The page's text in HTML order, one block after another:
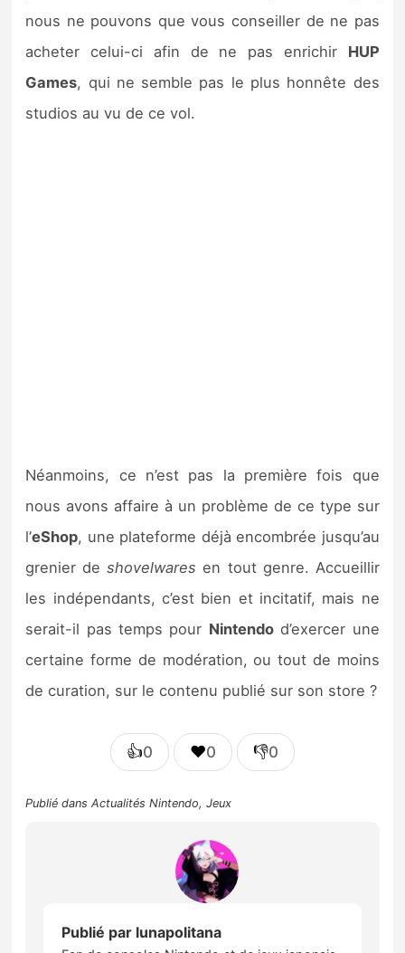
nous ne pouvons que vous conseiller de ne pas
acheter celui-ci afin de ne pas enrichir HUP
Games, qui ne semble pas le plus honnête des
studios au vu de ce vol.
Néanmoins, ce n’est pas la première fois que
nous avons affaire à un problème de ce type sur
l’eShop, une plateforme déjà encombrée jusqu’au
grenier deshovelwares en tout genre. Accueillir
les indépendants, c’est bien et incitatif, mais ne
serait-il pas temps pour Nintendod’exercer une
certaine forme de modération, ou tout de moins
de curation, sur le contenu publié sur son store ?
👍0 ❤️0 👎0
Publié dansActualités Nintendo,Jeux
Publié par lunapolitana